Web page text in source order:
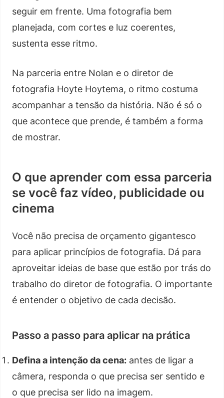
seguir em frente. Uma fotografia bem
planejada, com cortes e luz coerentes,
sustenta esse ritmo.
Na parceria entre Nolan e o diretor de
fotografia Hoyte Hoytema, o ritmo costuma
acompanhar a tensão da história. Não é só o
que acontece que prende, é também a forma
de mostrar.
O que aprender com essa parceria
se você faz vídeo, publicidade ou
cinema
Você não precisa de orçamento gigantesco
para aplicar princípios de fotografia. Dá para
aproveitar ideias de base que estão por trás do
trabalho do diretor de fotografia. O importante
é entender o objetivo de cada decisão.
Passo a passo para aplicar na prática
Defina a intenção da cena: antes de ligar a
câmera, responda o que precisa ser sentido e
o que precisa ser lido na imagem.